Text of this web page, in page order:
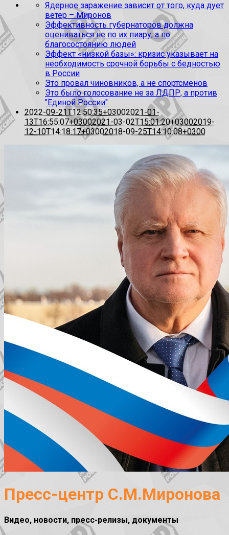
Ядерное заражение зависит от того, куда дует
ветер – Миронов
Эффективность губернаторов должна
оцениваться не по их пиару, а по
благосостоянию людей
Эффект «низкой базы»: кризис указывает на
необходимость срочной борьбы с бедностью
в России
Это провал чиновников, а не спортсменов
Это было голосование не за ЛДПР, а против
"Единой России"
2022-09-21T12:50:35+03002021-01-
13T16:55:07+03002021-03-02T15:01:20+03002019-
12-10T14:18:17+03002018-09-25T14:10:08+0300
Пресс-центр С.М.Миронова
Видео, новости, пресс-релизы, документы